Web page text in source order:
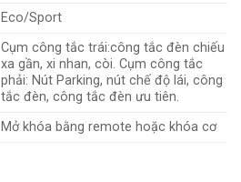
Eco/Sport
Cụm công tắc trái:công tắc đèn chiếu
xa gần, xi nhan, còi. Cụm công tắc
phải: Nút Parking, nút chế độ lái, công
tắc đèn, công tắc đèn ưu tiên.
Mở khóa bằng remote hoặc khóa cơ